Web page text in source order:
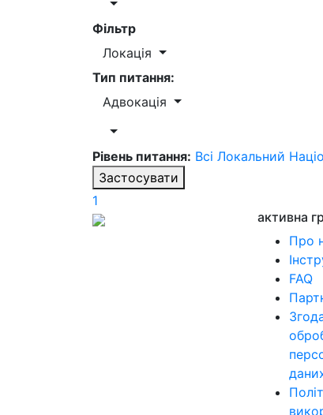
Фільтр
Локація
Тип питання:
Адвокація
Рівень питання: Всі Локальний
Застосувати
1
активна
Про
FAQ